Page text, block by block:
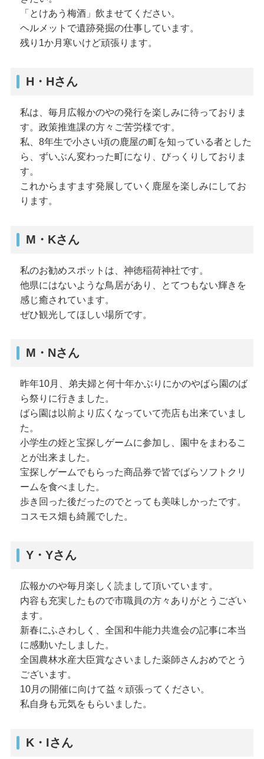
「とけあう梅酒」飲ませてください。
ヘルメットで遺跡発掘の仕事しています。
残り1か月寒いけど頑張ります。
H・Hさん
私は、毎月広報かのやの発行を楽しみに待っておりま
す。政策推進課の方々ご苦労様です。
私、8年生で小さい頃の鹿屋の町を知っている者とした
ら、ずいぶん変わった町になり、びっくりしておりま
す。
これからますます発展していく鹿屋を楽しみにしてお
ります。
M・Kさん
私のお勧めスポットは、神徳稲荷神社です。
他県にはないような鳥居があり、とてつもない輝きを
感じ癒されています。
ぜひ観光してほしい場所です。
M・Nさん
昨年10月、弟夫婦と何十年かぶりにかのやばら園のば
ら祭りに行きました。
ばら園は以前より広くなっていて売店も出来ていまし
た。
小学生の姪と宝探しゲームに参加し、園中をまわるこ
とが出来ました。
宝探しゲームでもらった商品券で皆でばらソフトクリ
ームを食べました。
歩き回った後だったのでとっても美味しかったです。
コスモス畑も綺麗でした。
Y・Yさん
広報かのや毎月楽しく読まして頂いています。
内容も充実したもので市職員の方々ありがとうござい
ます。
新春にふさわしく、全国和牛能力共進会の記事に本当
に感動いたしました。
全国農林水産大臣賞なさいました薬師さんおめでとう
ございます。
10月の開催に向けて益々頑張ってください。
私自身も元気をもらいました。
K・Iさん